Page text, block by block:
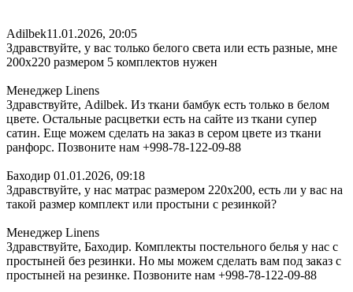
Adilbek11.01.2026, 20:05
Здравствуйте, у вас только белого света или есть разные, мне
200х220 размером 5 комплектов нужен
Менеджер Linens
Здравствуйте, Adilbek. Из ткани бамбук есть только в белом
цвете. Остальные расцветки есть на сайте из ткани супер
сатин. Еще можем сделать на заказ в сером цвете из ткани
ранфорс. Позвоните нам +998-78-122-09-88
Баходир 01.01.2026, 09:18
Здравствуйте, у нас матрас размером 220х200, есть ли у вас на
такой размер комплект или простыни с резинкой?
Менеджер Linens
Здравствуйте, Баходир. Комплекты постельного белья у нас с
простыней без резинки. Но мы можем сделать вам под заказ с
простыней на резинке. Позвоните нам +998-78-122-09-88